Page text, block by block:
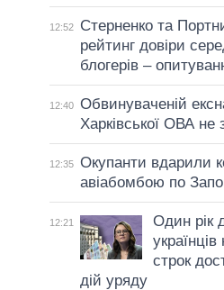
12:52
Стерненко та
рейтинг довіри
блогерів –
12:40 Обвинуваченій
Харківської ОВА не
12:35 Окупанти вдарили
авіабомбою по
12:21
Один рік
строк
дій уряду